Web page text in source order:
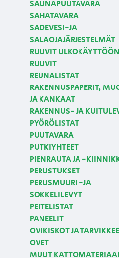
SAUNAPUUTAVARA
SAHATAVARA
SADEVESI-JA
SALAOJAJÄRJESTELMÄT
RUUVIT ULKOKÄYTTÖÖN
RUUVIT
REUNALISTAT
RAKENNUSPAPERIT,
JA KANKAAT
RAKENNUS- JA
PYÖRÖLISTAT
PUUTAVARA
PUTKIYHTEET
PIENRAUTA JA -
PERUSTUKSET
PERUSMUURI -JA
SOKKELILEVYT
PEITELISTAT
PANEELIT
OVIKISKOT JA
OVET
MUUT